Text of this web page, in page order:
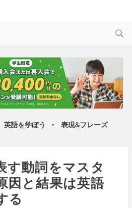
英語を学ぼう ► 表現&フレーズ
す動詞をマスタ
因と結果は英語
る